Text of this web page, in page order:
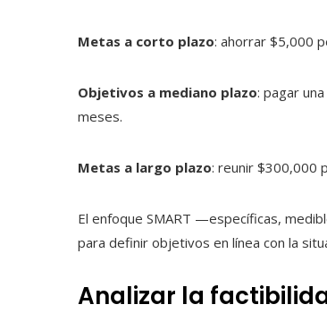
Metas a corto plazo: ahorrar $5,000
Objetivos a mediano plazo: pagar
meses.
Metas a largo plazo: reunir $300,000
El enfoque SMART —específicas,
para definir objetivos en línea con la
Analizar la